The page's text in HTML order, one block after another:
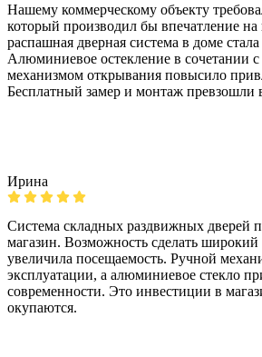
Нашему коммерческому объекту
который производил бы впечатление на
распашная дверная система в доме
Алюминиевое остекление в сочетании
механизмом открывания повысило
Бесплатный замер и монтаж превзошли
Ирина
Система складных раздвижных дверей
магазин. Возможность сделать
увеличила посещаемость. Ручной
эксплуатации, а алюминиевое стекло
современности. Это инвестиции в
окупаются.